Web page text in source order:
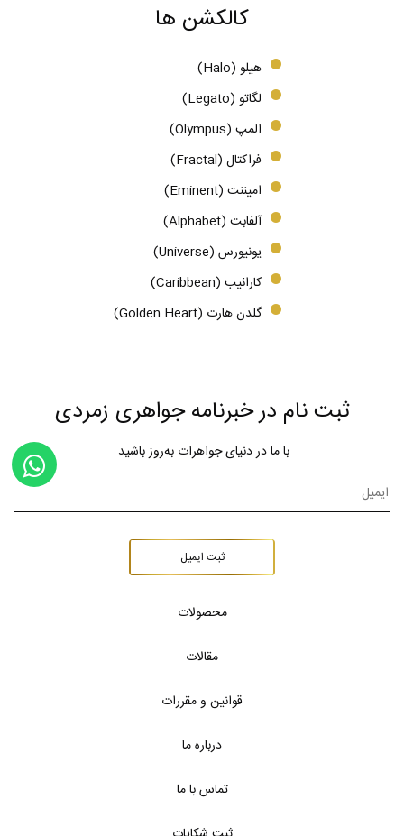
کالکشن ها
هیلو (Halo)
لگاتو (Legato)
المپ (Olympus)
فراکتال (Fractal)
امیننت (Eminent)
آلفابت (Alphabet)
یونیورس (Universe)
کارائیب (Caribbean)
گلدن هارت (Golden Heart)
ثبت نام در خبرنامه جواهری زمردی
با ما در دنیای جواهرات به‌روز باشید.
ثبت ایمیل
محصولات
مقالات
قوانین و مقررات
درباره ما
تماس با ما